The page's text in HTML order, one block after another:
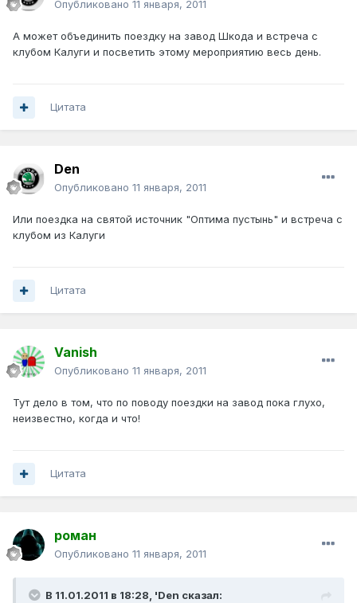
Опубликовано 11 января, 2011
А может объединить поездку на завод Шкода и встреча с
клубом Калуги и посветить этому мероприятию весь день.
Цитата
Den
Опубликовано 11 января, 2011
Или поездка на святой источник "Оптима пустынь" и встреча с
клубом из Калуги
Цитата
Vanish
Опубликовано 11 января, 2011
Тут дело в том, что по поводу поездки на завод пока глухо,
неизвестно, когда и что!
Цитата
роман
Опубликовано 11 января, 2011
В 11.01.2011 в 18:28, 'Den сказал: